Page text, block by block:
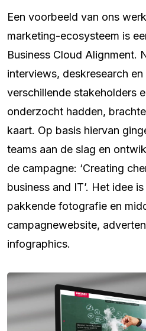
Een voorbeeld van ons
marketing-ecosysteem is
Business Cloud Alignment.
interviews, deskresearch
verschillende stakeholders
onderzocht hadden,
kaart. Op basis hiervan
teams aan de slag en
de campagne: ‘Creating
business and IT’. Het idee
pakkende fotografie en
campagnewebsite,
infographics.